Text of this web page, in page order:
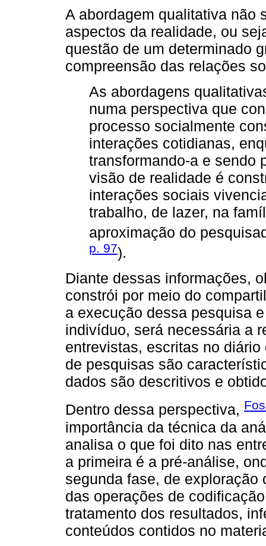
A abordagem qualitativa não
aspectos da realidade, ou
questão de um determinado
compreensão das relações
As abordagens
numa perspectiva que
processo socialmente
interações cotidianas,
transformando-a e sendo
visão de realidade é
interações sociais
trabalho, de lazer, na
aproximação do
p. 97).
Diante dessas informações,
constrói por meio do
a execução dessa pesquisa
indivíduo, será necessária a
entrevistas, escritas no
de pesquisas são
dados são descritivos e
Dentro dessa perspectiva,
importância da técnica da
analisa o que foi dito nas
a primeira é a pré-análise,
segunda fase, de
das operações de
tratamento dos resultados,
conteúdos contidos no